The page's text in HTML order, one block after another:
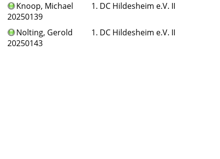
Knoop, Michael
20250139
1. DC Hildesheim e.V. II
Nolting, Gerold
20250143
1. DC Hildesheim e.V. II